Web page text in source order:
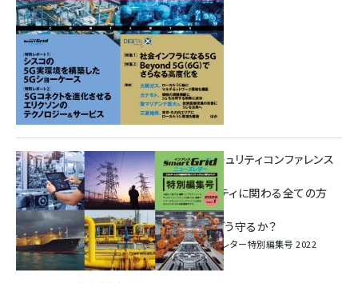
重要インフラサイバーセキュリティコンファレンス
特別電子版！
― 産業サイバーセキュリティに関わる全ての方
へ！ ―
加速するDX、OT/IoTをどう守るか？
インプレス SmartGridニューズレター特別編集号 2022
Vol.1